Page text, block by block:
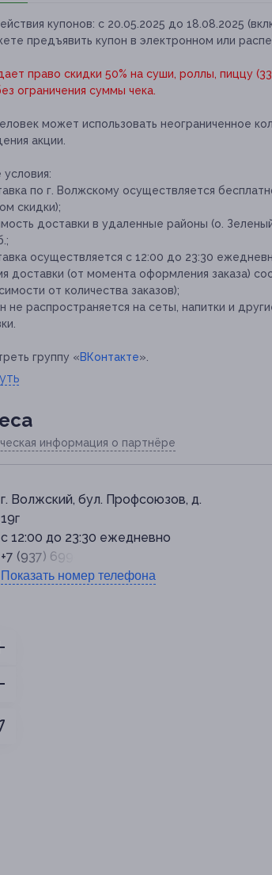
купонов: с 20.05.2025 до 18.08.2025
предъявить купон в электронном или
право скидки 50% на суши, роллы, пиццу
ограничения суммы чека.
может использовать неограниченное
акции.
условия:
по г. Волжскому осуществляется
скидки);
доставки в удаленные районы (о.
осуществляется с 12:00 до 23:30
доставки (от момента оформления заказа)
от количества заказов);
не распространяется на сеты, напитки и
группу «ВКонтакте».
информация о партнёре
г. Волжский, бул. Профсоюзов, д.
19г
с 12:00 до 23:30 ежедневно
+7 (937) 699-80-09
Показать номер телефона